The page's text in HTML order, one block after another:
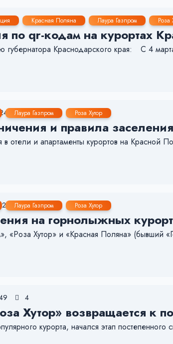
Красная Поляна Лаура Газпром Роза
qr-кодам на курортах
губернатора Краснодарского края:⠀ С 4
Лаура Газпром Роза Хутор
2449 6
и правила
отели и апартаменты курортов на Красной
Лаура Газпром Роза Хутор
2243 19
на горнолыжных
«Роза Хутор» и «Красная Поляна» (бывший
4
Хутор» возвращается к
курорта, начался этап